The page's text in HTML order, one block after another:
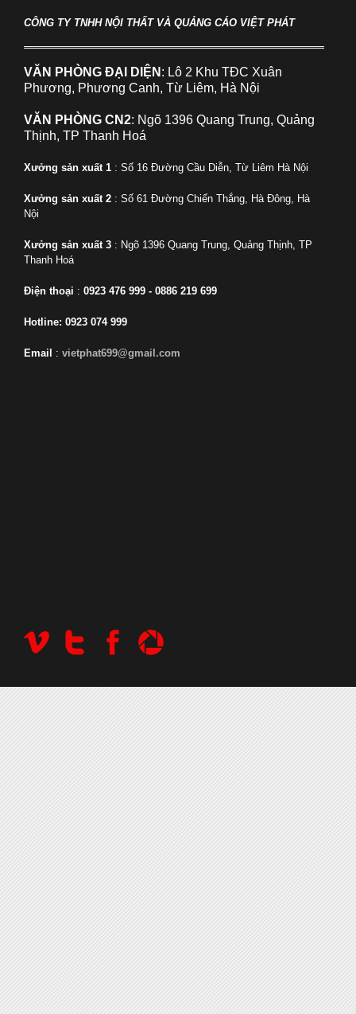
CÔNG TY TNHH NỘI THẤT VÀ QUẢNG CÁO VIỆT PHÁT
VĂN PHÒNG ĐẠI DIỆN : Lô 2 Khu TĐC Xuân
Phương, Phương Canh, Từ Liêm, Hà Nội
VĂN PHÒNG CN2: Ngõ 1396 Quang Trung, Quảng
Thịnh, TP Thanh Hoá
Xưởng sản xuất 1 : Số 16 Đường Cầu Diễn, Từ Liêm Hà Nội
Xưởng sản xuất 2 : Số 61 Đường Chiến Thắng, Hà Đông, Hà
Nội
Xưởng sản xuất 3 : Ngõ 1396 Quang Trung, Quảng Thịnh, TP
Thanh Hoá
Điện thoại : 0923 476 999 - 0886 219 699
Hotline: 0923 074 999
Email : vietphat699@gmail.com